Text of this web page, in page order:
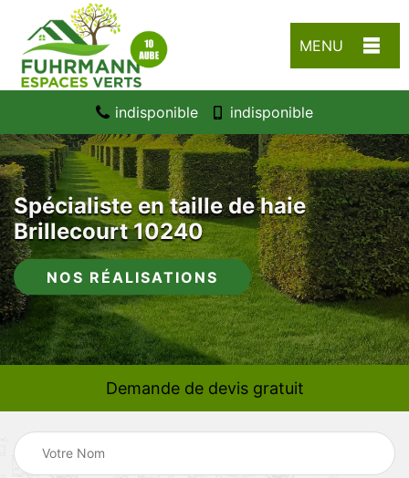
MENU
indisponible indisponible
Spécialiste en taille de haie
Brillecourt 10240
NOS RÉALISATIONS
Demande de devis gratuit